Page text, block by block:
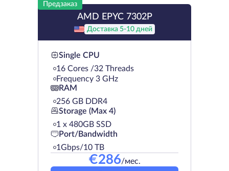
Предзаказ
AMD EPYC 7302P
Доставка 5-10 дней
Single CPU
16 Cores /32 Threads
Frequency 3 GHz
RAM
256 GB DDR4
Storage (Max 4)
1 х 480GB SSD
Port/Bandwidth
1Gbps/10 TB
€286/мес.